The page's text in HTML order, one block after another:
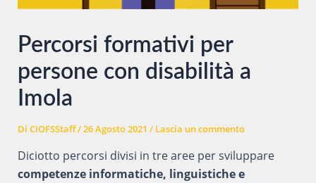
Percorsi formativi per
persone con disabilità a
Imola
Di CIOFSStaff/26 Agosto 2021 / Lascia un commento
Diciotto percorsi divisi in tre aree per sviluppare
competenze informatiche, linguistiche e